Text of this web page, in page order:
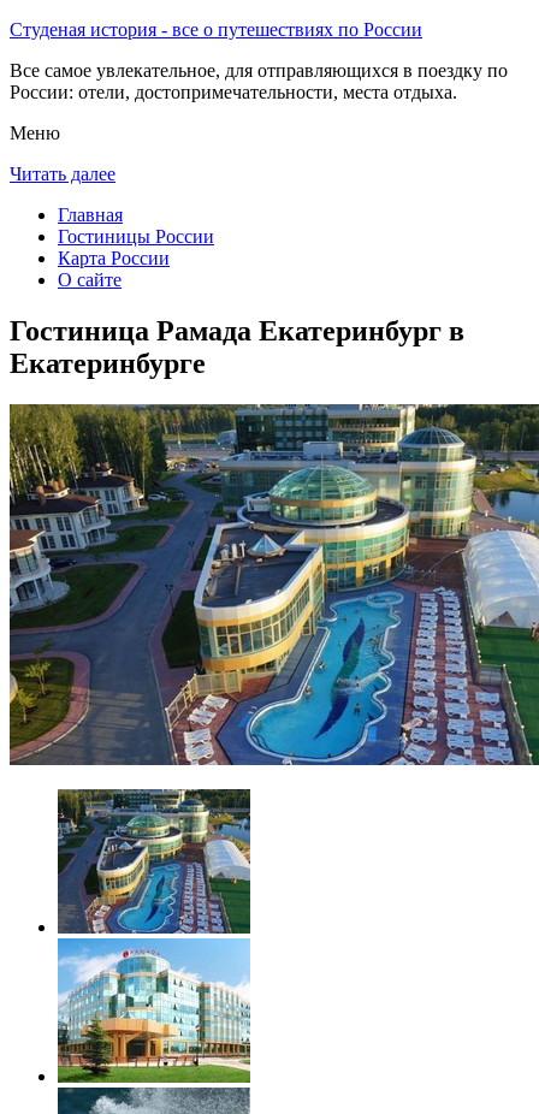
Студеная история - все о путешествиях по России
Все самое увлекательное, для отправляющихся в поездку по
России: отели, достопримечательности, места отдыха.
Меню
Читать далее
Главная
Гостиницы России
Карта России
О сайте
Гостиница Рамада Екатеринбург в
Екатеринбурге